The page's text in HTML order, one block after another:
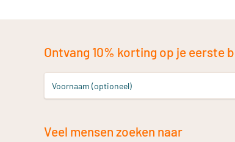
Ontvang 10% korting op je
Voornaam (optioneel)
Veel mensen zoeken naar